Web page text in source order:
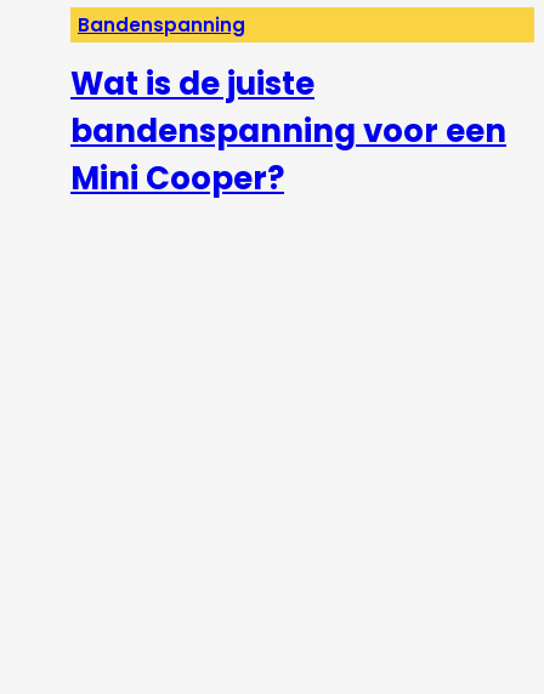
Bandenspanning
Wat is de juiste
bandenspanning voor een
Mini Cooper?